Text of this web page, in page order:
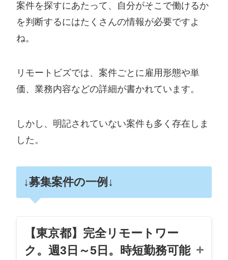
案件を探すにあたって、自分がそこで働けるか
を判断するにはたくさんの情報が必要ですよ
ね。
リモートビズでは、案件ごとに雇用形態や単
価、業務内容などの詳細が書かれています。
しかし、明記されていない案件も多く存在しま
した。
↓募集案件の一例↓
【東京都】完全リモートワー
ク。週3日～5日。時短勤務可能